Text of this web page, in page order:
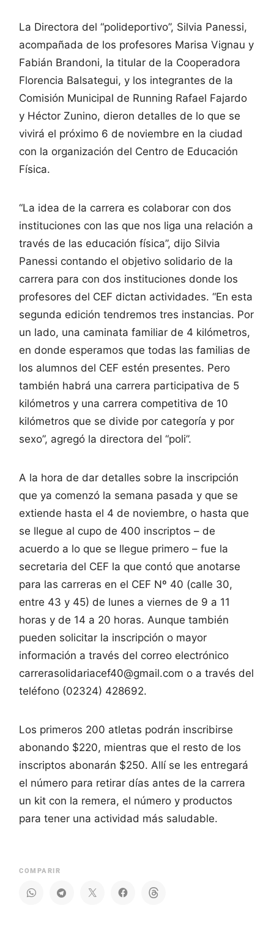
La Directora del “polideportivo”, Silvia Panessi,
acompañada de los profesores Marisa Vignau y
Fabián Brandoni, la titular de la Cooperadora
Florencia Balsategui, y los integrantes de la
Comisión Municipal de Running Rafael Fajardo
y Héctor Zunino, dieron detalles de lo que se
vivirá el próximo 6 de noviembre en la ciudad
con la organización del Centro de Educación
Física.
“La idea de la carrera es colaborar con dos
instituciones con las que nos liga una relación a
través de las educación física”, dijo Silvia
Panessi contando el objetivo solidario de la
carrera para con dos instituciones donde los
profesores del CEF dictan actividades. “En esta
segunda edición tendremos tres instancias. Por
un lado, una caminata familiar de 4 kilómetros,
en donde esperamos que todas las familias de
los alumnos del CEF estén presentes. Pero
también habrá una carrera participativa de 5
kilómetros y una carrera competitiva de 10
kilómetros que se divide por categoría y por
sexo”, agregó la directora del “poli”.
A la hora de dar detalles sobre la inscripción
que ya comenzó la semana pasada y que se
extiende hasta el 4 de noviembre, o hasta que
se llegue al cupo de 400 inscriptos – de
acuerdo a lo que se llegue primero – fue la
secretaria del CEF la que contó que anotarse
para las carreras en el CEF Nº 40 (calle 30,
entre 43 y 45) de lunes a viernes de 9 a 11
horas y de 14 a 20 horas. Aunque también
pueden solicitar la inscripción o mayor
información a través del correo electrónico
carrerasolidariacef40@gmail.com o a través del
teléfono (02324) 428692.
Los primeros 200 atletas podrán inscribirse
abonando $220, mientras que el resto de los
inscriptos abonarán $250. Allí se les entregará
el número para retirar días antes de la carrera
un kit con la remera, el número y productos
para tener una actividad más saludable.
COMPARIR